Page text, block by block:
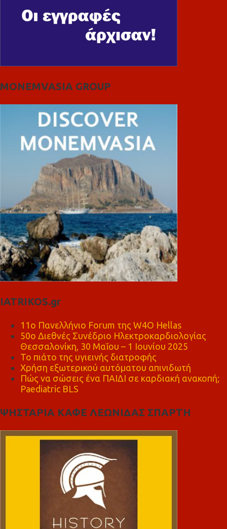
MONEMVASIA GROUP
IATRIKOS.gr
11ο Πανελλήνιο Forum της W4O Hellas
50ο Διεθνές Συνέδριο Ηλεκτροκαρδιολογίας
Θεσσαλονίκη, 30 Μαΐου – 1 Ιουνίου 2025
Το πιάτο της υγιεινής διατροφής
Χρήση εξωτερικού αυτόματου απινιδωτή
Πώς να σώσεις ένα ΠΑΙΔΙ σε καρδιακή ανακοπή;
Paediatric BLS
ΨΗΣΤΑΡΙΑ ΚΑΦΕ ΛΕΩΝΙΔΑΣ ΣΠΑΡΤΗ